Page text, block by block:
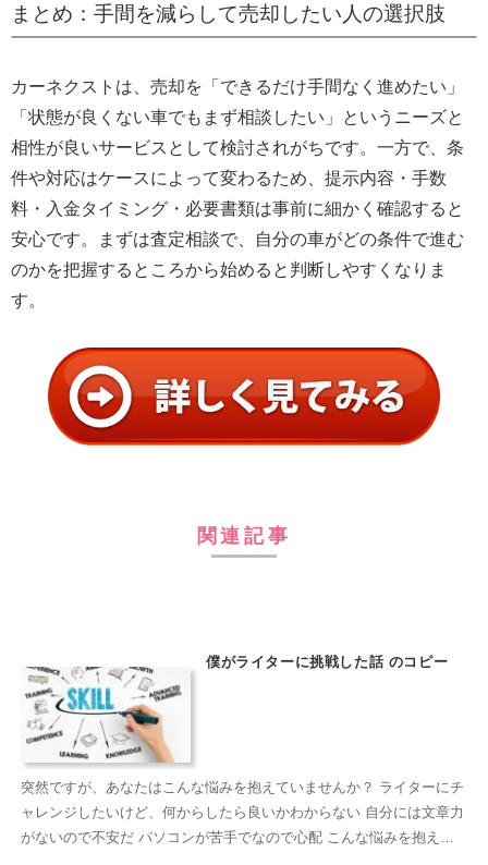
まとめ：手間を減らして売却したい人の選択肢
カーネクストは、売却を「できるだけ手間なく進めたい」
「状態が良くない車でもまず相談したい」というニーズと
相性が良いサービスとして検討されがちです。一方で、条
件や対応はケースによって変わるため、提示内容・手数
料・入金タイミング・必要書類は事前に細かく確認すると
安心です。まずは査定相談で、自分の車がどの条件で進む
のかを把握するところから始めると判断しやすくなりま
す。
関連記事
僕がライターに挑戦した話 のコピー
突然ですが、あなたはこんな悩みを抱えていませんか？ ライターにチ
ャレンジしたいけど、何からしたら良いかわからない 自分には文章力
がないので不安だ パソコンが苦手でなので心配 こんな悩みを抱えて